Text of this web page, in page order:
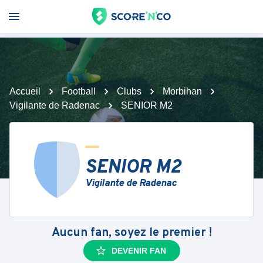
Accueil Football Clubs
Morbihan
Vigilante de Radenac
SENIOR M2
SENIOR M2
Vigilante de Radenac
Aucun fan, soyez le premier !
DEVENIR FAN